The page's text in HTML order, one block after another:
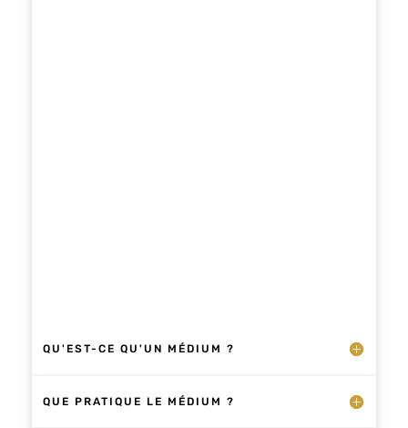
QU'EST-CE QU'UN MÉDIUM ?
QUE PRATIQUE LE MÉDIUM ?